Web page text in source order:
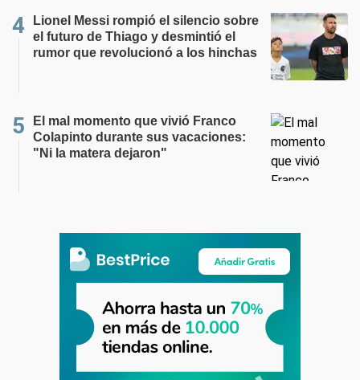
Lionel Messi rompió el silencio sobre
el futuro de Thiago y desmintió el
rumor que revolucionó a los hinchas
El mal momento que vivió Franco
Colapinto durante sus vacaciones:
"Ni la matera dejaron"